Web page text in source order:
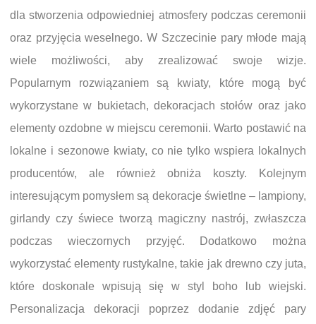
dla stworzenia odpowiedniej atmosfery podczas ceremonii
oraz przyjęcia weselnego. W Szczecinie pary młode mają
wiele możliwości, aby zrealizować swoje wizje.
Popularnym rozwiązaniem są kwiaty, które mogą być
wykorzystane w bukietach, dekoracjach stołów oraz jako
elementy ozdobne w miejscu ceremonii. Warto postawić na
lokalne i sezonowe kwiaty, co nie tylko wspiera lokalnych
producentów, ale również obniża koszty. Kolejnym
interesującym pomysłem są dekoracje świetlne – lampiony,
girlandy czy świece tworzą magiczny nastrój, zwłaszcza
podczas wieczornych przyjęć. Dodatkowo można
wykorzystać elementy rustykalne, takie jak drewno czy juta,
które doskonale wpisują się w styl boho lub wiejski.
Personalizacja dekoracji poprzez dodanie zdjęć pary